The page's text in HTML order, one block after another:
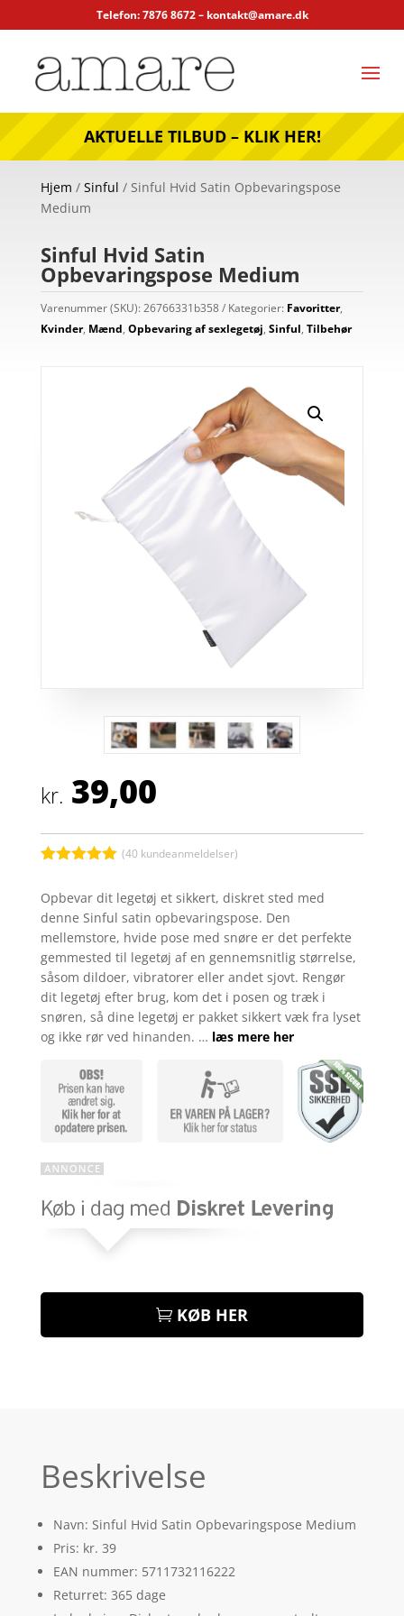
Telefon: 7876 8672 – kontakt@amare.dk
AKTUELLE TILBUD – KLIK HER!
Hjem / Sinful / Sinful Hvid Satin Opbevaringspose
Medium
Sinful Hvid Satin
Opbevaringspose Medium
Varenummer (SKU):26766331b358 Kategorier: Favoritter,
Kvinder, Mænd, Opbevaring af sexlegetøj, Sinful, Tilbehør
kr. 39,00
af 5
baseret på
kundebedøm
melser
(40 kundeanmeldelser)
Opbevar dit legetøj et sikkert, diskret sted med
denne Sinful satin opbevaringspose. Den
mellemstore, hvide pose med snøre er det perfekte
gemmested til legetøj af en gennemsnitlig størrelse,
såsom dildoer, vibratorer eller andet sjovt. Rengør
dit legetøj efter brug, kom det i posen og træk i
snøren, så dine legetøj er pakket sikkert væk fra lyset
og ikke rør ved hinanden. … læs mere her
KØB HER
Beskrivelse
Navn: Sinful Hvid Satin Opbevaringspose Medium
Pris: kr. 39
EAN nummer: 5711732116222
Returret: 365 dage